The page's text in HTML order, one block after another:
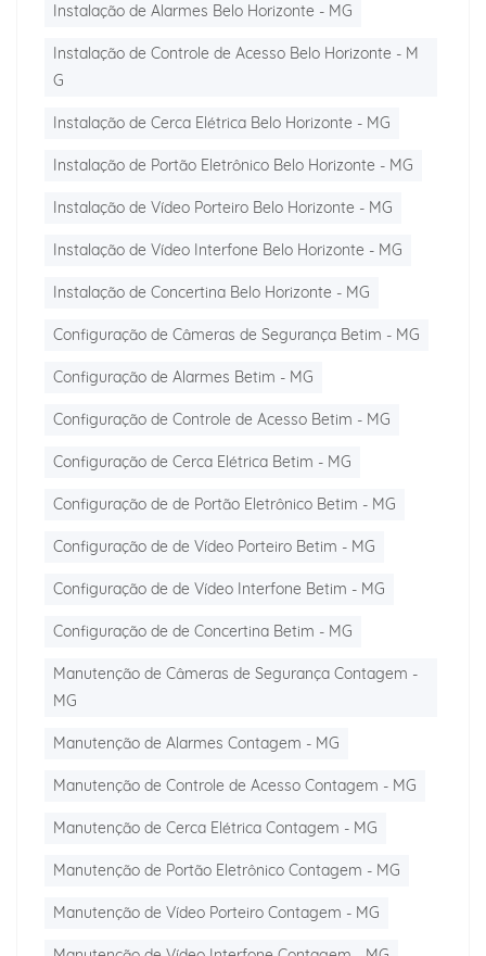
Instalação de Alarmes Belo Horizonte - MG
Instalação de Controle de Acesso Belo Horizonte - M
G
Instalação de Cerca Elétrica Belo Horizonte - MG
Instalação de Portão Eletrônico Belo Horizonte - MG
Instalação de Vídeo Porteiro Belo Horizonte - MG
Instalação de Vídeo Interfone Belo Horizonte - MG
Instalação de Concertina Belo Horizonte - MG
Configuração de Câmeras de Segurança Betim - MG
Configuração de Alarmes Betim - MG
Configuração de Controle de Acesso Betim - MG
Configuração de Cerca Elétrica Betim - MG
Configuração de de Portão Eletrônico Betim - MG
Configuração de de Vídeo Porteiro Betim - MG
Configuração de de Vídeo Interfone Betim - MG
Configuração de de Concertina Betim - MG
Manutenção de Câmeras de Segurança Contagem -
MG
Manutenção de Alarmes Contagem - MG
Manutenção de Controle de Acesso Contagem - MG
Manutenção de Cerca Elétrica Contagem - MG
Manutenção de Portão Eletrônico Contagem - MG
Manutenção de Vídeo Porteiro Contagem - MG